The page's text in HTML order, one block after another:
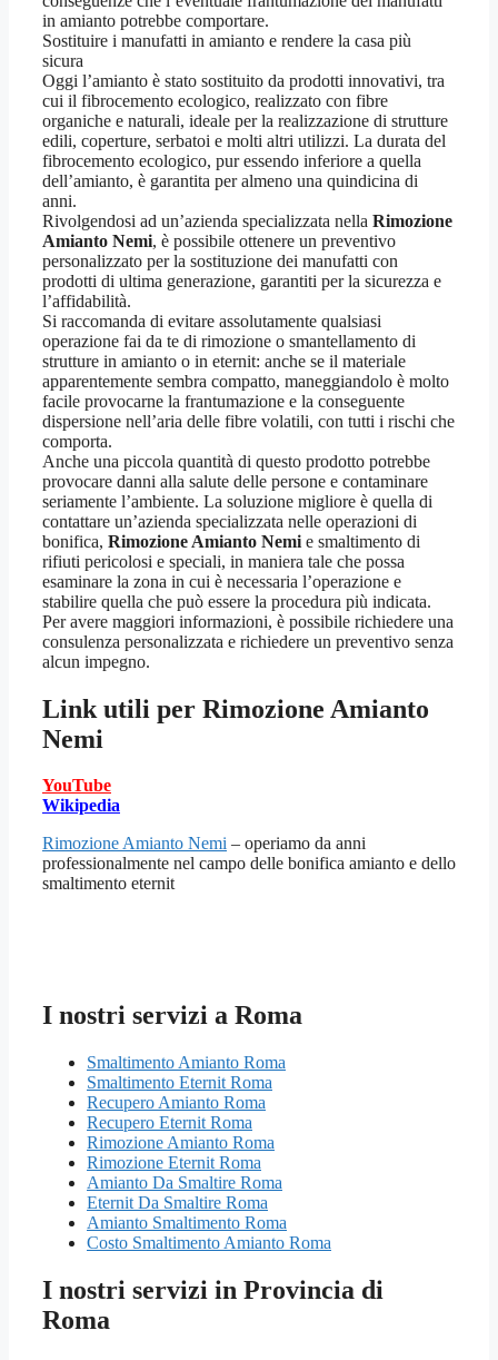
in amianto potrebbe comportare.
Sostituire i manufatti in amianto e rendere la casa più
sicura
Oggi l’amianto è stato sostituito da prodotti innovativi, tra
cui il fibrocemento ecologico, realizzato con fibre
organiche e naturali, ideale per la realizzazione di strutture
edili, coperture, serbatoi e molti altri utilizzi. La durata del
fibrocemento ecologico, pur essendo inferiore a quella
dell’amianto, è garantita per almeno una quindicina di
anni.
Rivolgendosi ad un’azienda specializzata nella Rimozione
Amianto Nemi, è possibile ottenere un preventivo
personalizzato per la sostituzione dei manufatti con
prodotti di ultima generazione, garantiti per la sicurezza e
l’affidabilità.
Si raccomanda di evitare assolutamente qualsiasi
operazione fai da te di rimozione o smantellamento di
strutture in amianto o in eternit: anche se il materiale
apparentemente sembra compatto, maneggiandolo è molto
facile provocarne la frantumazione e la conseguente
dispersione nell’aria delle fibre volatili, con tutti i rischi che
comporta.
Anche una piccola quantità di questo prodotto potrebbe
provocare danni alla salute delle persone e contaminare
seriamente l’ambiente. La soluzione migliore è quella di
contattare un’azienda specializzata nelle operazioni di
bonifica, Rimozione Amianto Nemi e smaltimento di
rifiuti pericolosi e speciali, in maniera tale che possa
esaminare la zona in cui è necessaria l’operazione e
stabilire quella che può essere la procedura più indicata.
Per avere maggiori informazioni, è possibile richiedere una
consulenza personalizzata e richiedere un preventivo senza
alcun impegno.
Link utili per Rimozione Amianto
Nemi
YouTube
Wikipedia
Rimozione Amianto Nemi – operiamo da anni
professionalmente nel campo delle bonifica amianto e dello
smaltimento eternit
I nostri servizi a Roma
Smaltimento Amianto Roma
Smaltimento Eternit Roma
Recupero Amianto Roma
Recupero Eternit Roma
Rimozione Amianto Roma
Rimozione Eternit Roma
Amianto Da Smaltire Roma
Eternit Da Smaltire Roma
Amianto Smaltimento Roma
Costo Smaltimento Amianto Roma
I nostri servizi in Provincia di
Roma